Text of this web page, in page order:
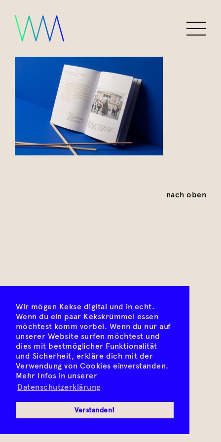
Wir mögen Kekse digital und in echt.
Wenn du ein paar Kekskrümmel essen
möchtest komm vorbei. Wenn du nur auf
unserer Website surfen möchtest und
dies mit bestmöglicher Funktionalität
und Sicherheit, erkläre dich mit der
Verwendung von Cookies einverstanden.
Mehr Infos in unserer
Datenschutzerklärung
Verstanden!
nach oben